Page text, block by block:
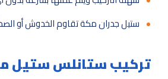
ستيل جدران مكة تقاوم الخدوش أو
تركيب ستانلس ستيل